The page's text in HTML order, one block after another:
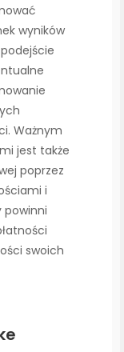
wyników
Ważnym
jest także
poprzez
i
powinni
swoich